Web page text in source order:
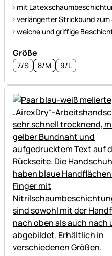
mit
verlängerter Strickbund zum
weiche und griffige
Größe
7/S 8/M 9/L